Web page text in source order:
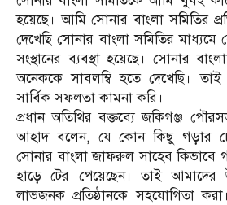
হয়েছে। আমি সোনার বাংলা সমিতির
দেখেছি সোনার বাংলা সমিতির মাধ্যমে
সংস্থানের ব্যবস্থা হয়েছে। সোনার
অনেককে সাবলম্বি হতে দেখেছি। তাই
সার্বিক সফলতা কামনা করি।
প্রধান অতিথির বক্তব্যে জকিগঞ্জ
আহাদ বলেন, যে কোন কিছু গড়ার
সোনার বাংলা জাফরুল সাহেব কিভাবে
হাড়ে টের পেয়েছেন। তাই
লাভজনক প্রতিষ্ঠানকে সহযোগিতা